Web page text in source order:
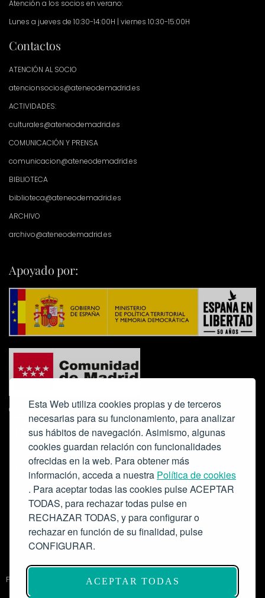
Esta Web utiliza cookies propias y de terceros
necesarias para su funcionamiento, para analizar
sus hábitos de navegación. Asimismo, algunas
cookies guardan relación con funcionalidades
ofrecidas en la web. Para obtener más
información, acceda a nuestra Política de cookies
. Para aceptar todas las cookies pulse ACEPTAR
TODAS, para rechazar todas pulse en
RECHAZAR TODAS, y para configurar o
rechazar en función de su finalidad, pulse
CONFIGURAR.
ACEPTAR TODAS
Atención a los socios en verano:
Lunes a jueves de 10:30-14:00H | viernes 10:30-15:00H
Contactos
ATENCIÓN AL SOCIO
atencionsocios@ateneodemadrid.es
ACTIVIDADES:
culturales@ateneodemadrid.es
COMUNICACIÓN Y PRENSA
comunicacion@ateneodemadrid.es
BIBLIOTECA
biblioteca@ateneodemadrid.es
ARCHIVO
archivo@ateneodemadrid.es
Apoyado por:
Colabora:
Proyecto de modernización de infraestructuras y digitalización del
Salón de Actos del Ateneo de Madrid como espacio escénico-musical.